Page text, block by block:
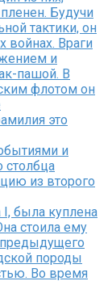
Будучи
тактики, он
войнах. Враги
и
пашой. В
флотом он
это
и
столбца
из второго
была куплена
стоила ему
породы
Во время